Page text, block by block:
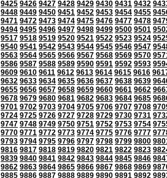
9425 9426 9427 9428 9429 9430 9431 9432
9448 9449 9450 9451 9452 9453 9454 9455
9471 9472 9473 9474 9475 9476 9477 9478
9494 9495 9496 9497 9498 9499 9500 9501
9517 9518 9519 9520 9521 9522 9523 9524
9540 9541 9542 9543 9544 9545 9546 9547
9563 9564 9565 9566 9567 9568 9569 9570
9586 9587 9588 9589 9590 9591 9592 9593
9609 9610 9611 9612 9613 9614 9615 9616
9632 9633 9634 9635 9636 9637 9638 9639
9655 9656 9657 9658 9659 9660 9661 9662
9678 9679 9680 9681 9682 9683 9684 9685
9701 9702 9703 9704 9705 9706 9707 9708
9724 9725 9726 9727 9728 9729 9730 9731
9747 9748 9749 9750 9751 9752 9753 9754
9770 9771 9772 9773 9774 9775 9776 9777
9793 9794 9795 9796 9797 9798 9799 9800
9816 9817 9818 9819 9820 9821 9822 9823
9839 9840 9841 9842 9843 9844 9845 9846
9862 9863 9864 9865 9866 9867 9868 9869
9885 9886 9887 9888 9889 9890 9891 9892